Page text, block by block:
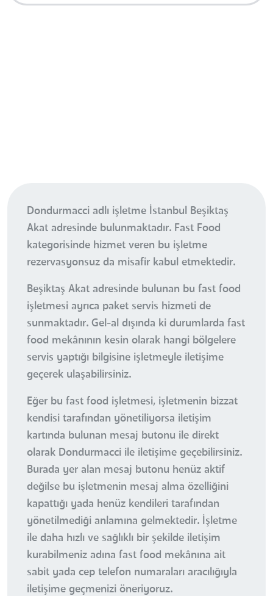
Dondurmacci adlı işletme İstanbul Beşiktaş
Akat adresinde bulunmaktadır. Fast Food
kategorisinde hizmet veren bu işletme
rezervasyonsuz da misafir kabul etmektedir.
Beşiktaş Akat adresinde bulunan bu fast food
işletmesi ayrıca paket servis hizmeti de
sunmaktadır. Gel-al dışında ki durumlarda fast
food mekânının kesin olarak hangi bölgelere
servis yaptığı bilgisine işletmeyle iletişime
geçerek ulaşabilirsiniz.
Eğer bu fast food işletmesi, işletmenin bizzat
kendisi tarafından yönetiliyorsa iletişim
kartında bulunan mesaj butonu ile direkt
olarak Dondurmacci ile iletişime geçebilirsiniz.
Burada yer alan mesaj butonu henüz aktif
değilse bu işletmenin mesaj alma özelliğini
kapattığı yada henüz kendileri tarafından
yönetilmediği anlamına gelmektedir. İşletme
ile daha hızlı ve sağlıklı bir şekilde iletişim
kurabilmeniz adına fast food mekânına ait
sabit yada cep telefon numaraları aracılığıyla
iletişime geçmenizi öneriyoruz.